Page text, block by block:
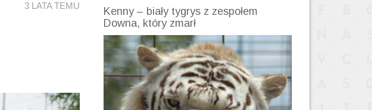
3 LATA TEMU
Kenny – biały tygrys z zespołem
Downa, który zmarł